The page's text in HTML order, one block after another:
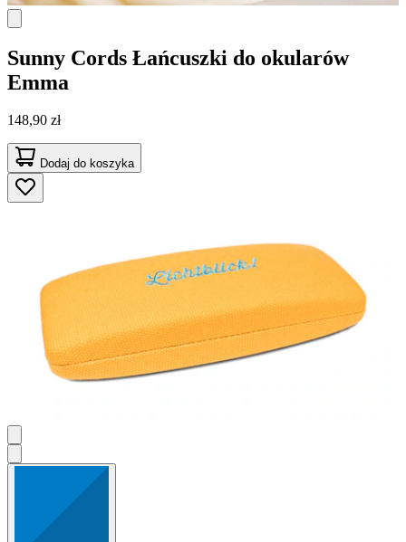
Sunny Cords Łańcuszki do okularów
Emma
148,90 zł
Dodaj do koszyka